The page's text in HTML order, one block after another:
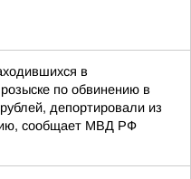
в
по обвинению в
депортировали из
сообщает МВД РФ